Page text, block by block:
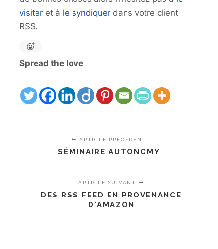
visiter et à le syndiquer dans votre client
RSS.
Spread the love
ARTICLE PRÉCÉDENT
SÉMINAIRE AUTONOMY
ARTICLE SUIVANT
DES RSS FEED EN PROVENANCE
D'AMAZON